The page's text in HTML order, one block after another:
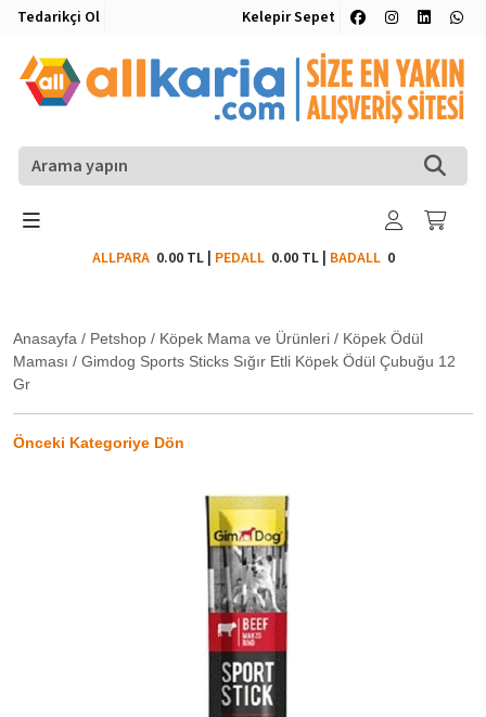
Tedarikçi Ol Kelepir Sepet
ALLPARA 0.00 TL| PEDALL 0.00 TL| BADALL0
Anasayfa / Petshop / Köpek Mama ve Ürünleri / Köpek Ödül
Maması / Gimdog Sports Sticks Sığır Etli Köpek Ödül Çubuğu 12
Gr
Önceki Kategoriye Dön